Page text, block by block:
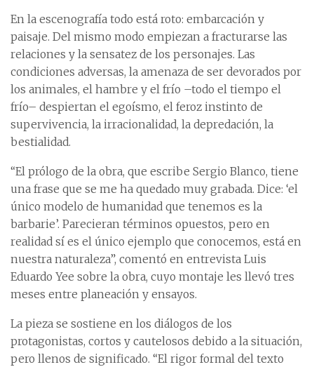
En la escenografía todo está roto: embarcación y
paisaje. Del mismo modo empiezan a fracturarse las
relaciones y la sensatez de los personajes. Las
condiciones adversas, la amenaza de ser devorados por
los animales, el hambre y el frío –todo el tiempo el
frío– despiertan el egoísmo, el feroz instinto de
supervivencia, la irracionalidad, la depredación, la
bestialidad.
“El prólogo de la obra, que escribe Sergio Blanco, tiene
una frase que se me ha quedado muy grabada. Dice: ‘el
único modelo de humanidad que tenemos es la
barbarie’. Parecieran términos opuestos, pero en
realidad sí es el único ejemplo que conocemos, está en
nuestra naturaleza”, comentó en entrevista Luis
Eduardo Yee sobre la obra, cuyo montaje les llevó tres
meses entre planeación y ensayos.
La pieza se sostiene en los diálogos de los
protagonistas, cortos y cautelosos debido a la situación,
pero llenos de significado. “El rigor formal del texto